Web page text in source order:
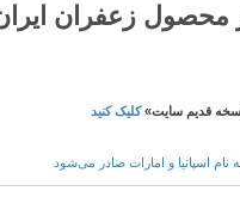
قدیم سایت»کلیک کنید